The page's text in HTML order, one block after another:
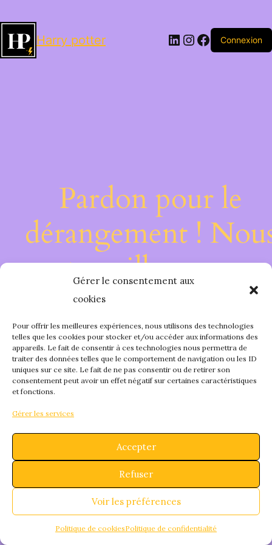
Gérer le consentement aux
cookies
Pour offrir les meilleures expériences, nous utilisons des technologies
telles que les cookies pour stocker et/ou accéder aux informations des
appareils. Le fait de consentir à ces technologies nous permettra de
traiter des données telles que le comportement de navigation ou les ID
uniques sur ce site. Le fait de ne pas consentir ou de retirer son
consentement peut avoir un effet négatif sur certaines caractéristiques
et fonctions.
Gérer les services
Accepter
Refuser
Voir les préférences
Politique de cookiesPolitique de confidentialité
Harry potter LinkedIn
Instagram
Facebook
Connexion
Pardon pour le
dérangement !
travaillons sur
quelque chose de
fantastique –
bientôt !